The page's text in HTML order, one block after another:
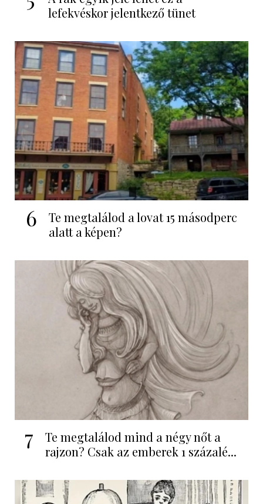
lefekvéskor jelentkező tünet
6
Te megtalálod a lovat 15 másodperc
alatt a képen?
7
Te megtalálod mind a négy nőt a
rajzon? Csak az emberek 1 százalé...